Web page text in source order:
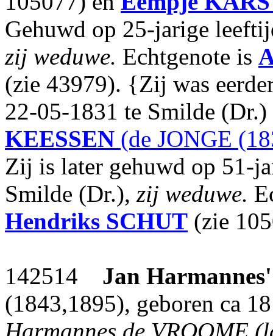
Gehuwd op 25-jarige
zij weduwe. Echtgenote is
(zie 43979). {Zij was
22-05-1831 te Smilde
KEESSEN (de JONGE
Zij is later gehuwd op 51-
Smilde (Dr.), zij weduwe.
Hendriks SCHUT (zie
142514 Jan Harmannes'
(1843,1895), geboren ca